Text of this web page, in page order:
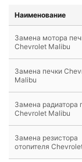
Наименование
Замена мотора
Chevrolet Malibu
Замена печки
Malibu
Замена радиатора
Chevrolet Malibu
Замена резистора
отопителя